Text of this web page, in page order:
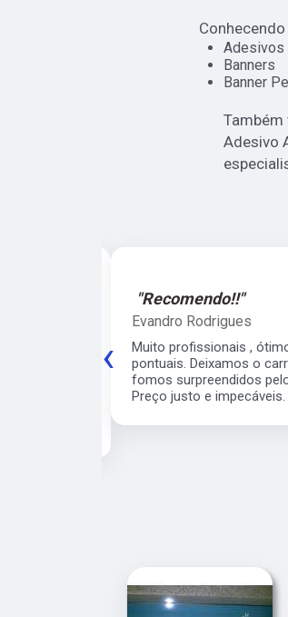
Adesivos
Banners
Banner
Adesivo
"Recomendo!!"
Evandro Rodrigues
Muito profissionais ,
pontuais. Deixamos o
fomos surpreendidos
Preço justo e impecáveis.
‹